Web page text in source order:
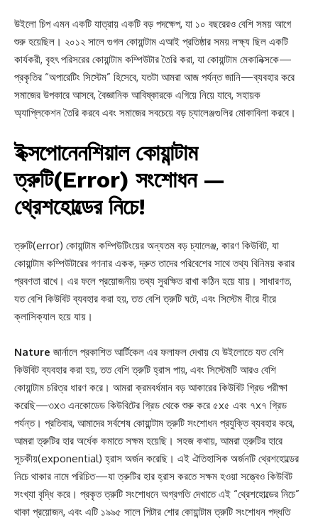
উইলো চিপ এমন একটি যাত্রায় একটি বড় পদক্ষেপ, যা ১০ বছরেরও বেশি সময় আগে
শুরু হয়েছিল। ২০১২ সালে গুগল কোয়ান্টাম এআই প্রতিষ্ঠার সময় লক্ষ্য ছিল একটি
কার্যকরী, বৃহৎ পরিসরের কোয়ান্টাম কম্পিউটার তৈরি করা, যা কোয়ান্টাম মেকানিক্সকে—
প্রকৃতির “অপারেটিং সিস্টেম” হিসেবে, যতটা আমরা আজ পর্যন্ত জানি—ব্যবহার করে
সমাজের উপকারে আসবে, বৈজ্ঞানিক আবিষ্কারকে এগিয়ে নিয়ে যাবে, সহায়ক
অ্যাপ্লিকেশন তৈরি করবে এবং সমাজের সবচেয়ে বড় চ্যালেঞ্জগুলির মোকাবিলা করবে।
ইক্সপোনেনশিয়াল কোয়ান্টাম
ত্রুটি(Error) সংশোধন —
থ্রেশহোল্ডের নিচে!
ত্রুটি(error) কোয়ান্টাম কম্পিউটিংয়ের অন্যতম বড় চ্যালেঞ্জ, কারণ কিউবিট, যা
কোয়ান্টাম কম্পিউটারের গণনার একক, দ্রুত তাদের পরিবেশের সাথে তথ্য বিনিময় করার
প্রবণতা রাখে। এর ফলে প্রয়োজনীয় তথ্য সুরক্ষিত রাখা কঠিন হয়ে যায়। সাধারণত,
যত বেশি কিউবিট ব্যবহার করা হয়, তত বেশি ত্রুটি ঘটে, এবং সিস্টেম ধীরে ধীরে
ক্লাসিক্যাল হয়ে যায়।
Nature জার্নালে প্রকাশিত আর্টিকেল এর ফলাফল দেখায় যে উইলোতে যত বেশি
কিউবিট ব্যবহার করা হয়, তত বেশি ত্রুটি হ্রাস পায়, এবং সিস্টেমটি আরও বেশি
কোয়ান্টাম চরিত্র ধারণ করে। আমরা ক্রমবর্ধমান বড় আকারের কিউবিট গ্রিড পরীক্ষা
করেছি—৩x৩ এনকোডেড কিউবিটের গ্রিড থেকে শুরু করে ৫x৫ এবং ৭x৭ গ্রিড
পর্যন্ত। প্রতিবার, আমাদের সর্বশেষ কোয়ান্টাম ত্রুটি সংশোধন প্রযুক্তি ব্যবহার করে,
আমরা ত্রুটির হার অর্ধেক কমাতে সক্ষম হয়েছি। সহজ কথায়, আমরা ত্রুটির হারে
সূচকীয়(exponential) হ্রাস অর্জন করেছি। এই ঐতিহাসিক অর্জনটি থ্রেশহোল্ডের
নিচে থাকার নামে পরিচিত—যা ত্রুটির হার হ্রাস করতে সক্ষম হওয়া সত্ত্বেও কিউবিট
সংখ্যা বৃদ্ধি করে। প্রকৃত ত্রুটি সংশোধনে অগ্রগতি দেখাতে এই “থ্রেশহোল্ডের নিচে”
থাকা প্রয়োজন, এবং এটি ১৯৯৫ সালে পিটার শোর কোয়ান্টাম ত্রুটি সংশোধন পদ্ধতি